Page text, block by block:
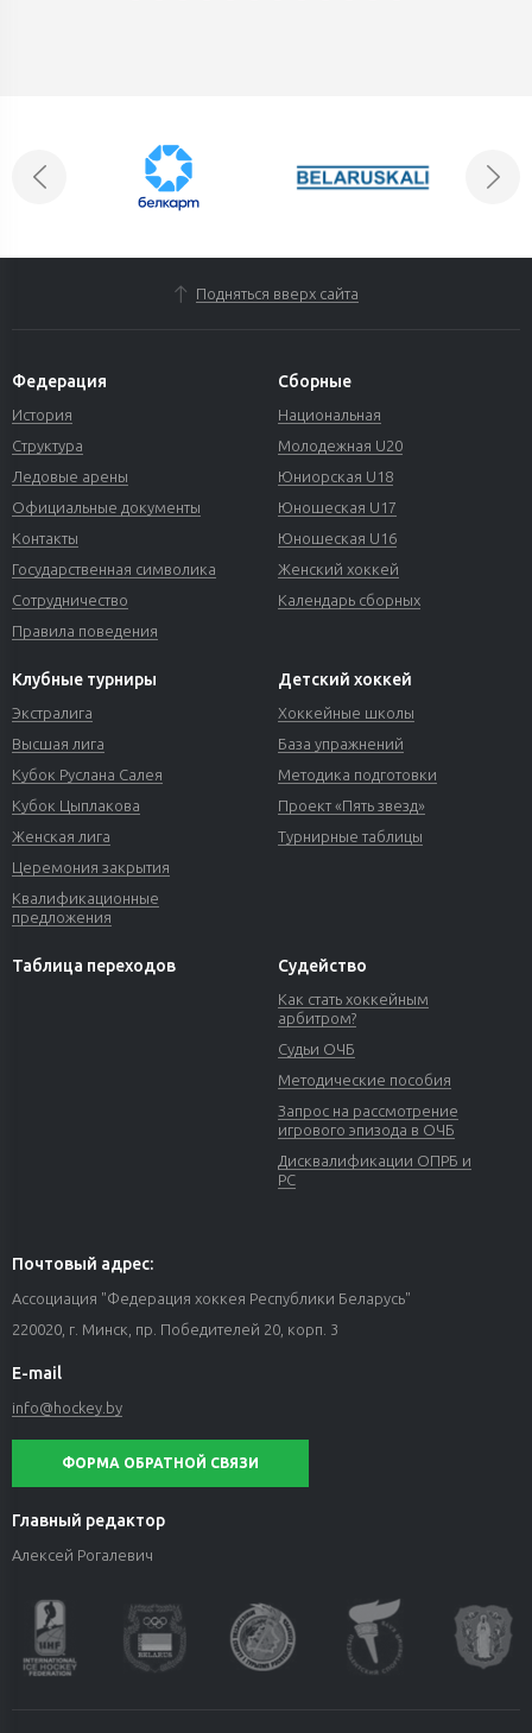
Подняться вверх сайта
Федерация
История
Структура
Ледовые арены
Официальные документы
Контакты
Государственная символика
Сотрудничество
Правила поведения
Сборные
Национальная
Молодежная U20
Юниорская U18
Юношеская U17
Юношеская U16
Женский хоккей
Календарь сборных
Клубные турниры
Экстралига
Высшая лига
Кубок Руслана Салея
Кубок Цыплакова
Женская лига
Церемония закрытия
Квалификационные
предложения
Детский хоккей
Хоккейные школы
База упражнений
Методика подготовки
Проект «Пять звезд»
Турнирные таблицы
Таблица переходов Судейство
Как стать хоккейным
арбитром?
Судьи ОЧБ
Методические пособия
Запрос на рассмотрение
игрового эпизода в ОЧБ
Дисквалификации ОПРБ и
РС
Почтовый адрес:
Ассоциация "Федерация хоккея Республики Беларусь"
220020, г. Минск, пр. Победителей 20, корп. 3
E-mail
info@hockey.by
ФОРМА ОБРАТНОЙ СВЯЗИ
Главный редактор
Алексей Рогалевич